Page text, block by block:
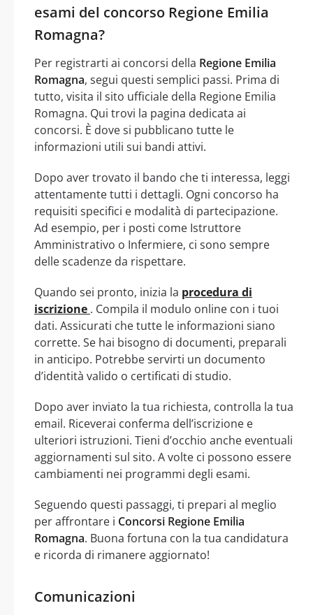
esami del concorso Regione Emilia
Romagna?
Per registrarti ai concorsi della Regione Emilia
Romagna, segui questi semplici passi. Prima di
tutto, visita il sito ufficiale della Regione Emilia
Romagna. Qui trovi la pagina dedicata ai
concorsi. È dove si pubblicano tutte le
informazioni utili sui bandi attivi.
Dopo aver trovato il bando che ti interessa, leggi
attentamente tutti i dettagli. Ogni concorso ha
requisiti specifici e modalità di partecipazione.
Ad esempio, per i posti come Istruttore
Amministrativo o Infermiere, ci sono sempre
delle scadenze da rispettare.
Quando sei pronto, inizia la procedura di
iscrizione . Compila il modulo online con i tuoi
dati. Assicurati che tutte le informazioni siano
corrette. Se hai bisogno di documenti, preparali
in anticipo. Potrebbe servirti un documento
d’identità valido o certificati di studio.
Dopo aver inviato la tua richiesta, controlla la tua
email. Riceverai conferma dell’iscrizione e
ulteriori istruzioni. Tieni d’occhio anche eventuali
aggiornamenti sul sito. A volte ci possono essere
cambiamenti nei programmi degli esami.
Seguendo questi passaggi, ti prepari al meglio
per affrontare i Concorsi Regione Emilia
Romagna. Buona fortuna con la tua candidatura
e ricorda di rimanere aggiornato!
Comunicazioni